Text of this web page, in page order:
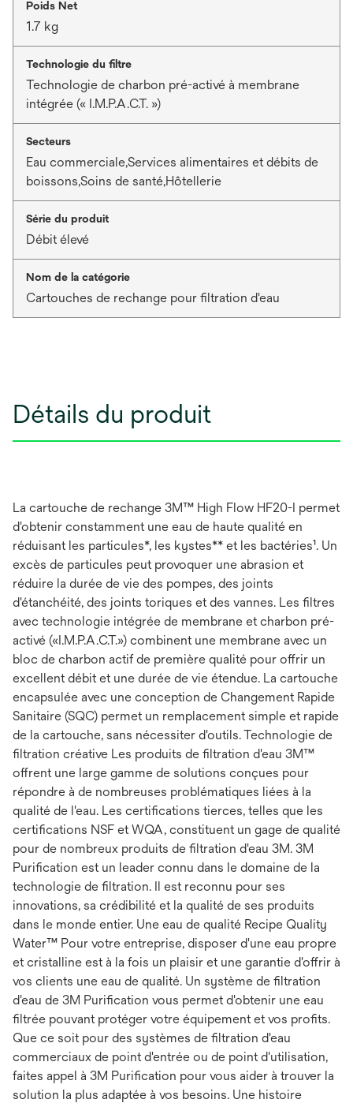
Poids Net
1.7 kg
Technologie du filtre
Technologie de charbon pré-activé à membrane
intégrée (« I.M.P.A.C.T. »)
Secteurs
Eau commerciale,Services alimentaires et débits de
boissons,Soins de santé,Hôtellerie
Série du produit
Débit élevé
Nom de la catégorie
Cartouches de rechange pour filtration d'eau
Détails du produit
La cartouche de rechange 3M™ High Flow HF20-I permet
d'obtenir constamment une eau de haute qualité en
réduisant les particules*, les kystes** et les bactéries¹. Un
excès de particules peut provoquer une abrasion et
réduire la durée de vie des pompes, des joints
d'étanchéité, des joints toriques et des vannes. Les filtres
avec technologie intégrée de membrane et charbon pré-
activé («I.M.P.A.C.T.») combinent une membrane avec un
bloc de charbon actif de première qualité pour offrir un
excellent débit et une durée de vie étendue. La cartouche
encapsulée avec une conception de Changement Rapide
Sanitaire (SQC) permet un remplacement simple et rapide
de la cartouche, sans nécessiter d'outils. Technologie de
filtration créative Les produits de filtration d'eau 3M™
offrent une large gamme de solutions conçues pour
répondre à de nombreuses problématiques liées à la
qualité de l'eau. Les certifications tierces, telles que les
certifications NSF et WQA, constituent un gage de qualité
pour de nombreux produits de filtration d'eau 3M. 3M
Purification est un leader connu dans le domaine de la
technologie de filtration. Il est reconnu pour ses
innovations, sa crédibilité et la qualité de ses produits
dans le monde entier. Une eau de qualité Recipe Quality
Water™ Pour votre entreprise, disposer d'une eau propre
et cristalline est à la fois un plaisir et une garantie d'offrir à
vos clients une eau de qualité. Un système de filtration
d'eau de 3M Purification vous permet d'obtenir une eau
filtrée pouvant protéger votre équipement et vos profits.
Que ce soit pour des systèmes de filtration d'eau
commerciaux de point d'entrée ou de point d'utilisation,
faites appel à 3M Purification pour vous aider à trouver la
solution la plus adaptée à vos besoins. Une histoire